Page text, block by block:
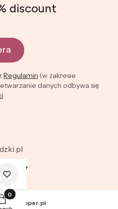
discount
Regulamin (w zakresie
danych odbywa się
Shoper.pl
w koszyku: 0. Zobacz